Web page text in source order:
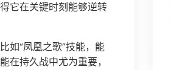
它在关键时刻能够逆转
如“凤凰之歌”技能，能
在持久战中尤为重要，